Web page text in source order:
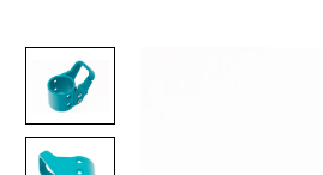
Bildergalerie überspringen